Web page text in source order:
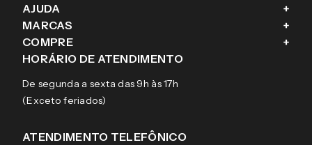
Fale conosco
Blog
Sobre a eÓtica
Aviso de privacidade
Termos e condições de uso
AJUDA +
Como comprar
Trocas e Devoluções
Pagamentos
Garantias
MARCAS +
Ray-Ban
Tecnol
Arnette
Burberry
COMPRE +
Óculos de sol
Lentes de contato
HORÁRIO DE ATENDIMENTO
De segunda a sexta das 9h às 17h
(Exceto feriados)
ATENDIMENTO TELEFÔNICO